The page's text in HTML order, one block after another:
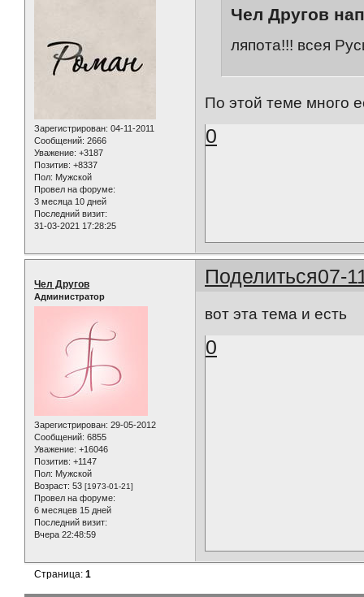
Зарегистрирован: 04-11-2011
Сообщений: 2666
Уважение: +3187
Позитив: +8337
Пол: Мужской
Провел на форуме:
3 месяца 10 дней
Последний визит:
31-03-2021 17:28:25
Чел Другов
ляпота!!! всея
По этой теме много
0
Поделиться07-
Чел Другов
Администратор
Зарегистрирован: 29-05-2012
Сообщений: 6855
Уважение: +16046
Позитив: +1147
Пол: Мужской
Возраст: 53 [1973-01-21]
Провел на форуме:
6 месяцев 15 дней
Последний визит:
Вчера 22:48:59
вот эта тема и есть
0
Страница:1